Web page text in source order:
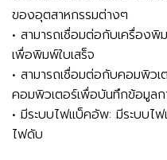
ของอุตสาหกรรมต่างๆ
• สามารถเชื่อมต่อกับเครื่อง
เพื่อพิมพ์ใบเสร็จ
• สามารถเชื่อมต่อกับคอมพิว
คอมพิวเตอร์เพื่อบันทึกข้อมูลก
• มีระบบไฟแบ็คอัพ: มีระบบไ
ไฟดับ